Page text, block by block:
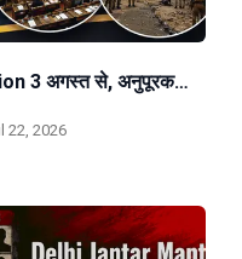
3 अगस्त से, अनुपूरक…
22, 2026